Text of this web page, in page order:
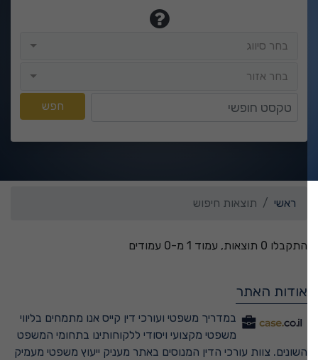
בחר סיווג
בחר אזור
חפש
ראשי תוצאות חיפוש
התקבלו 0 תוצאות, עמוד 1 מ-0 עמודים
אודות האתר
במדריך משפטי ועורכי דין קייס אנו מתמחים בליווי
משפטי מקצועי ויסודי ללקוחותינו בתחומי המשפט
השונים. צוות עורכי הדין המנוסים באתר מעניק ייעוץ משפטי מעמיק